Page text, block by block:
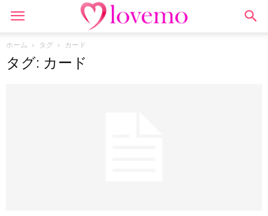
ホーム タグ カード
タグ: カード